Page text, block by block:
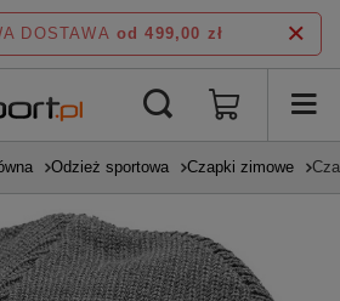
DOSTAWA od 499,00 zł
Odzież sportowa Czapki zimowe